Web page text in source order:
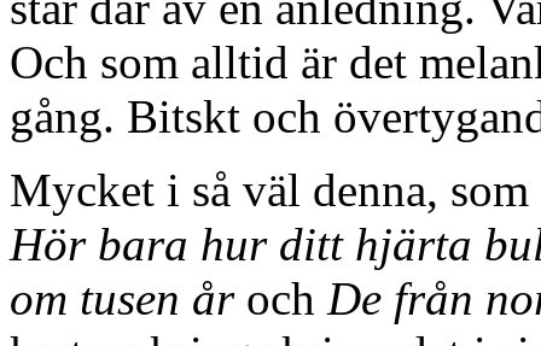
Och som alltid är det
gång. Bitskt och
Mycket i så väl denna,
Hör bara hur ditt hjärta
om tusen åroch De från